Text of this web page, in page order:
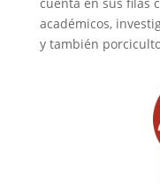
académicos,
y también